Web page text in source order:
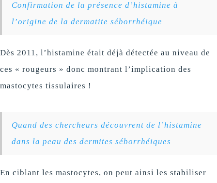
Confirmation de la présence d’histamine à
l’origine de la dermatite séborrhéique
Dès 2011, l’histamine était déjà détectée au niveau de
ces « rougeurs » donc montrant l’implication des
mastocytes tissulaires !
Quand des chercheurs découvrent de l’histamine
dans la peau des dermites séborrhéiques
En ciblant les mastocytes, on peut ainsi les stabiliser